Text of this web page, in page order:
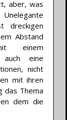
aber, was
dreckigen
Abstand
einem
eine
nicht
mit ihren
das Thema
dem die